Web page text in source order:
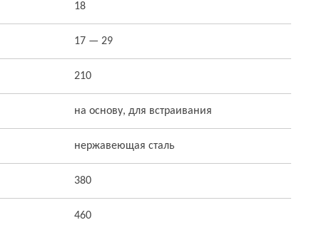
18
17 — 29
210
на основу, для встраивания
нержавеющая сталь
380
460